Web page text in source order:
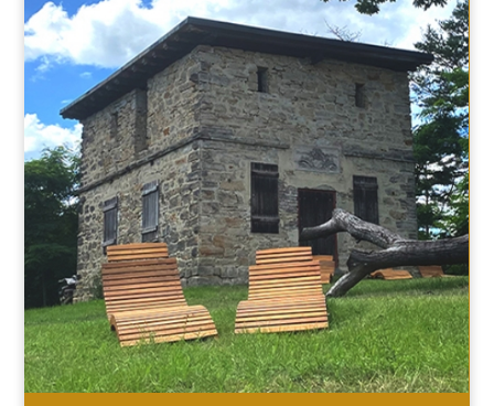
WELLNESS